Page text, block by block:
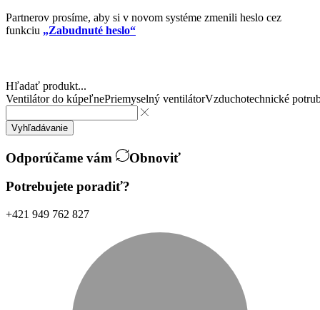
Partnerov prosíme, aby si v novom systéme zmenili heslo cez
funkciu „Zabudnuté heslo“
Hľadať produkt...
Ventilátor do kúpeľnePriemyselný ventilátorVzduchotechnické
Vyhľadávanie
Odporúčame vám
Obnoviť
Potrebujete poradiť?
+421 949 762 827